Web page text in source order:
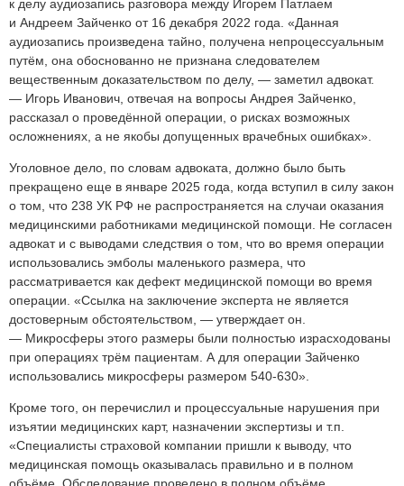
к делу аудиозапись разговора между Игорем Патлаем
и Андреем Зайченко от 16 декабря 2022 года. «Данная
аудиозапись произведена тайно, получена непроцессуальным
путём, она обоснованно не признана следователем
вещественным доказательством по делу, — заметил адвокат.
— Игорь Иванович, отвечая на вопросы Андрея Зайченко,
рассказал о проведённой операции, о рисках возможных
осложнениях, а не якобы допущенных врачебных ошибках».
Уголовное дело, по словам адвоката, должно было быть
прекращено еще в январе 2025 года, когда вступил в силу закон
о том, что 238 УК РФ не распространяется на случаи оказания
медицинскими работниками медицинской помощи. Не согласен
адвокат и с выводами следствия о том, что во время операции
использовались эмболы маленького размера, что
рассматривается как дефект медицинской помощи во время
операции. «Ссылка на заключение эксперта не является
достоверным обстоятельством, — утверждает он.
— Микросферы этого размеры были полностью израсходованы
при операциях трём пациентам. А для операции Зайченко
использовались микросферы размером 540-630».
Кроме того, он перечислил и процессуальные нарушения при
изъятии медицинских карт, назначении экспертизы и т.п.
«Специалисты страховой компании пришли к выводу, что
медицинская помощь оказывалась правильно и в полном